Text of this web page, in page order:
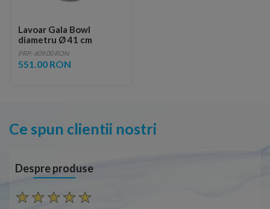
Lavoar Gala Bowl
diametru Ø 41 cm
PRP: 609.00 RON
551.00 RON
Ce spun clientii nostri
Despre produse